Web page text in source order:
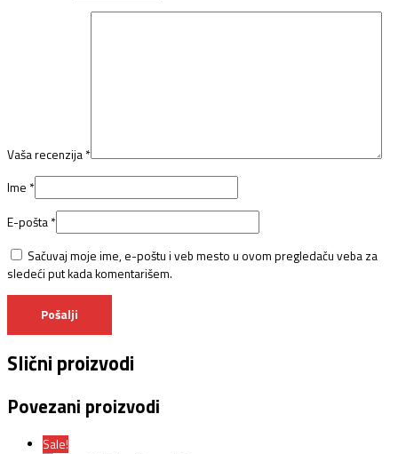
Vaša recenzija *
Ime *
E-pošta *
Sačuvaj moje ime, e-poštu i veb mesto u ovom pregledaču veba za
sledeći put kada komentarišem.
Slični proizvodi
Povezani proizvodi
Sale!